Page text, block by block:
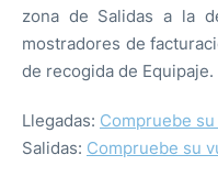
zona de Salidas a la
mostradores de
de recogida de Equipaje.
Llegadas: Compruebe
Salidas: Compruebe su